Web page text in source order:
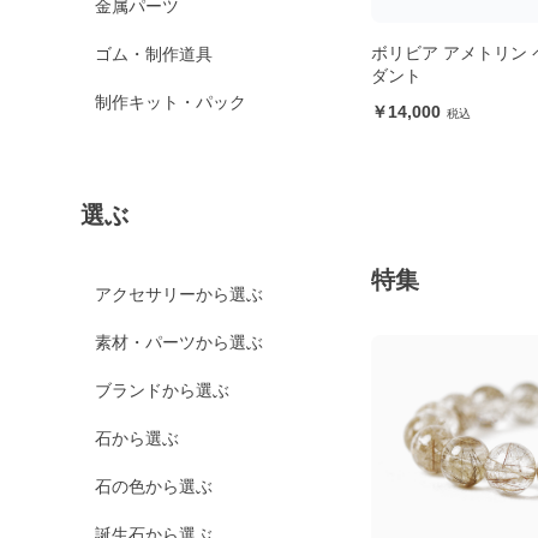
金属パーツ
ゴム・制作道具
制作キット・パック
選ぶ
アクセサリーから選ぶ
素材・パーツから選ぶ
ブランドから選ぶ
石から選ぶ
石の色から選ぶ
ボリビア アメトリン
ダント
14,000
特集